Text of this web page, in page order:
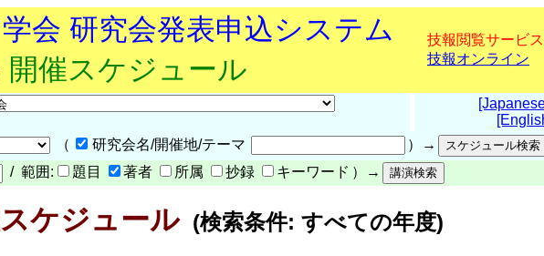
会 研究会発表申込システム
開催スケジュール
技報閲覧サービス
技報オンライン
（
研究会名/開催地/テーマ
）→
/ 範囲: 題目 著者 所属 抄録 キーワード ）→
ケジュール(検索条件: すべての年度)